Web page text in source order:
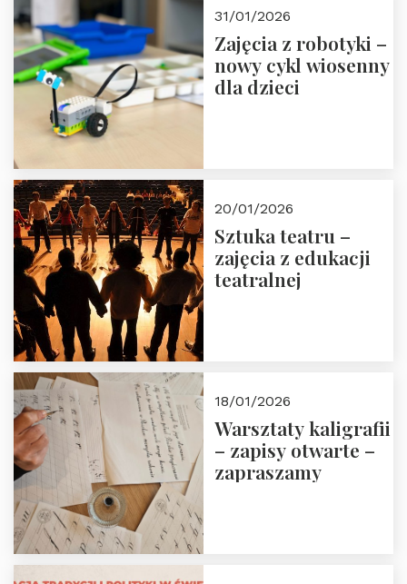
31/01/2026
Zajęcia z robotyki –
nowy cykl wiosenny
dla dzieci
20/01/2026
Sztuka teatru –
zajęcia z edukacji
teatralnej
18/01/2026
Warsztaty kaligrafii
– zapisy otwarte –
zapraszamy